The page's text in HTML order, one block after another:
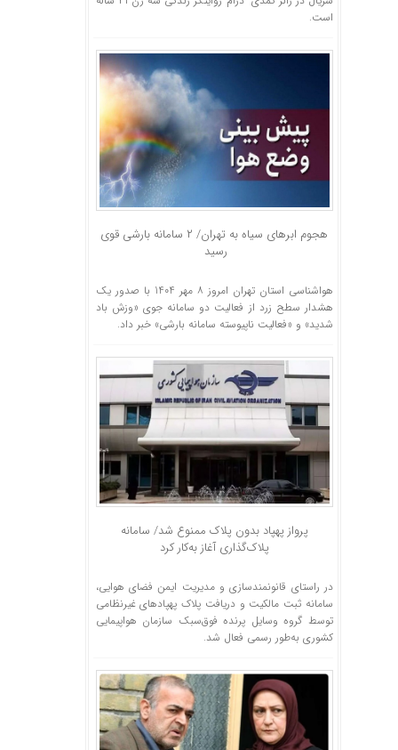
است.
هجوم ابر‌های سیاه به تهران/ ۲ سامانه بارشی قوی
رسید
هواشناسی استان تهران امروز ۸ مهر 1404 با صدور یک
هشدار سطح زرد از فعالیت دو سامانه جوی «وزش باد
شدید» و «فعالیت ناپیوسته سامانه بارشی» خبر داد.
پرواز پهپاد بدون پلاک ممنوع شد/ سامانه
پلاک‌گذاری آغاز به‌کار کرد
در راستای قانونمندسازی و مدیریت ایمن فضای هوایی،
سامانه ثبت مالکیت و دریافت پلاک پهپاد‌های غیرنظامی
توسط گروه وسایل پرنده فوق‌سبک سازمان هواپیمایی
کشوری به‌طور رسمی فعال شد.